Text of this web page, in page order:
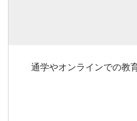
通学やオンラインでの教